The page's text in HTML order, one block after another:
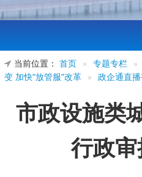
当前位置： 首页 » 专题专栏 »
变 加快“放管服”改革 » 政企通直
市政设施类
行政